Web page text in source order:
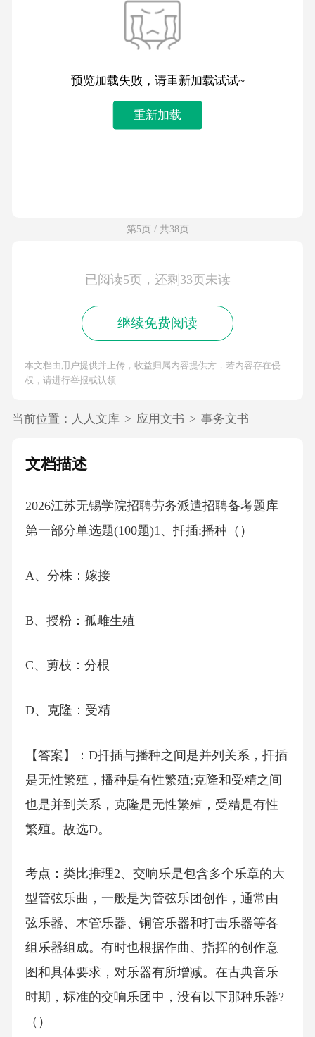
预览加载失败，请重新加载试试~
重新加载
第5页 / 共38页
已阅读5页，还剩33页未读
继续免费阅读
本文档由用户提供并上传，收益归属内容提供方，若内容存在侵
权，请进行举报或认领
当前位置： 人人文库 > 应用文书 > 事务文书
文档描述
2026江苏无锡学院招聘劳务派遣招聘备考题库
第一部分单选题(100题)1、扦插:播种（）
A、分株：嫁接
B、授粉：孤雌生殖
C、剪枝：分根
D、克隆：受精
【答案】：D扦插与播种之间是并列关系，扦插
是无性繁殖，播种是有性繁殖;克隆和受精之间
也是并到关系，克隆是无性繁殖，受精是有性
繁殖。故选D。
考点：类比推理2、交响乐是包含多个乐章的大
型管弦乐曲，一般是为管弦乐团创作，通常由
弦乐器、木管乐器、铜管乐器和打击乐器等各
组乐器组成。有时也根据作曲、指挥的创作意
图和具体要求，对乐器有所增减。在古典音乐
时期，标准的交响乐团中，没有以下那种乐器?
（）